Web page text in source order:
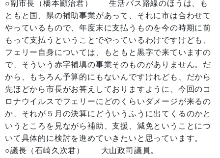
○副市長（橋本顯治君） 生活バス路線のほうは、も
ともと国、県の補助事業があって、それに市は合わせて
やっているもので、年度末に支払うものを今の時期に前
もって支払うということでやっているわけですけども、
フェリー自身については、もともと黒字で来ていますの
で、そういう赤字補填の事業そのものがありません。だ
から、もちろん予算的にもないんですけれども、だから
先ほどから市長がお答えしておりますように、今回のコ
ロナウイルスでフェリーにどのくらいダメージが来るの
か、それが５月の決算にどういうふうに出てくるのかと
いうところを見ながら補助、支援、減免ということにつ
いて具体的に検討を進めていきたいと思っています。
○議長（石崎久次君） 大山政司議員。